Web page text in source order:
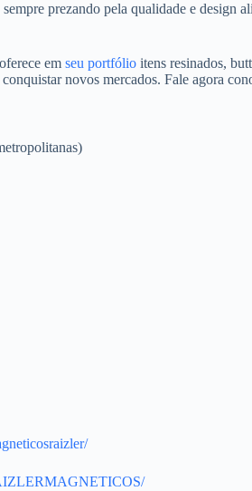
prezando pela qualidade e design
em seu portfólio itens resinados,
novos mercados. Fale agora